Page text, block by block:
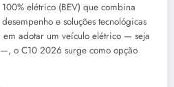
elétrico (BEV) que combina
e soluções tecnológicas
em adotar um veículo elétrico — seja
o C10 2026 surge como opção